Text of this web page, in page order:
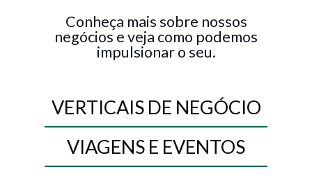
Conheça mais sobre nossos
negócios e veja como podemos
impulsionar o seu.
VERTICAIS DE NEGÓCIO
VIAGENS E EVENTOS